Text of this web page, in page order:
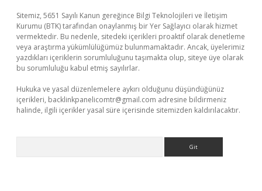
Sitemiz, 5651 Sayılı Kanun gereğince Bilgi Teknolojileri ve İletişim
Kurumu (BTK) tarafından onaylanmış bir Yer Sağlayıcı olarak hizmet
vermektedir. Bu nedenle, sitedeki içerikleri proaktif olarak denetleme
veya araştırma yükümlülüğümüz bulunmamaktadır. Ancak, üyelerimiz
yazdıkları içeriklerin sorumluluğunu taşımakta olup, siteye üye olarak
bu sorumluluğu kabul etmiş sayılırlar.
Hukuka ve yasal düzenlemelere aykırı olduğunu düşündüğünüz
içerikleri, backlinkpanelicomtr@gmail.com adresine bildirmeniz
halinde, ilgili içerikler yasal süre içerisinde sitemizden kaldırılacaktır.